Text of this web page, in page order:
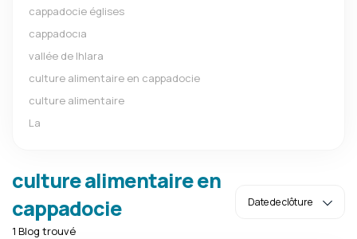
cappadocie églises
cappadocıa
vallée de lhlara
culture alimentaire en cappadocie
culture alimentaire
La
culture alimentaire en
cappadocie
1 Blog trouvé